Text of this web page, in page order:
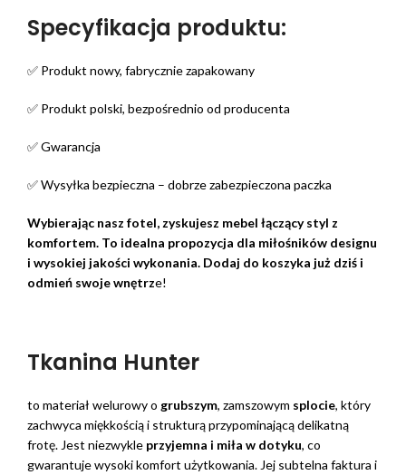
Specyfikacja produktu:
✅ Produkt nowy, fabrycznie zapakowany
✅ Produkt polski, bezpośrednio od producenta
✅ Gwarancja
✅ Wysyłka bezpieczna – dobrze zabezpieczona paczka
Wybierając nasz fotel, zyskujesz mebel łączący styl z
komfortem. To idealna propozycja dla miłośników designu
i wysokiej jakości wykonania. Dodaj do koszyka już dziś i
odmień swoje wnętrze!
Tkanina Hunter
to materiał welurowy o grubszym, zamszowym splocie, który
zachwyca miękkością i strukturą przypominającą delikatną
frotę. Jest niezwykle przyjemna i miła w dotyku, co
gwarantuje wysoki komfort użytkowania. Jej subtelna faktura i